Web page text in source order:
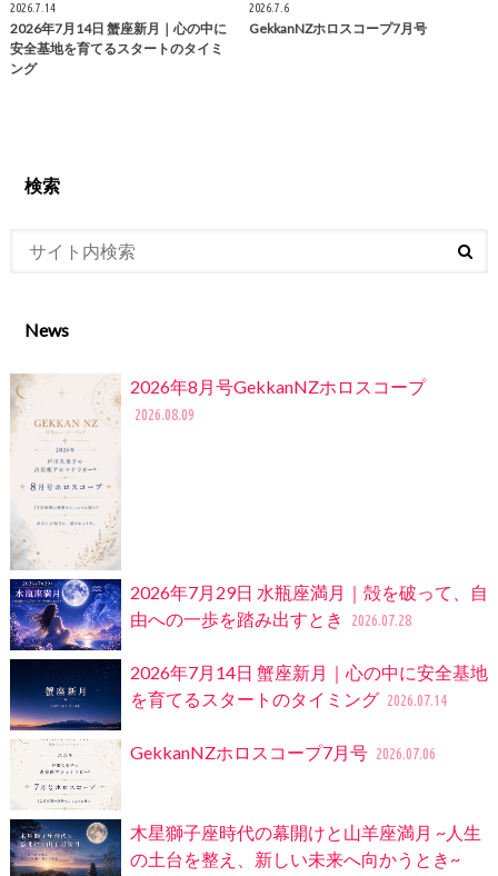
2026.7.14
2026年7月14日 蟹座新月｜心の中に
安全基地を育てるスタートのタイミ
ング
2026.7.6
GekkanNZホロスコープ7月号
検索
News
2026年8月号GekkanNZホロスコープ
2026.08.09
2026年7月29日 水瓶座満月｜殻を破って、自
由への一歩を踏み出すとき
2026.07.28
2026年7月14日 蟹座新月｜心の中に安全基地
を育てるスタートのタイミング 2026.07.14
GekkanNZホロスコープ7月号 2026.07.06
木星獅子座時代の幕開けと山羊座満月 ~人生
の土台を整え、新しい未来へ向かうとき~